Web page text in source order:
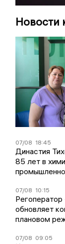
Новости
07/08 18:45
Династия
85 лет в
07/08 10:15
обновляет
плановом
07/08 09:05